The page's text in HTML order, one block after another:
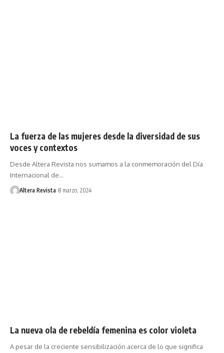
La fuerza de las mujeres desde la diversidad de sus
voces y contextos
Desde Altera Revista nos sumamos a la conmemoración del Día
Internacional de…
Altera Revista 8 marzo, 2024
La nueva ola de rebeldía femenina es color violeta
A pesar de la creciente sensibilización acerca de lo que significa